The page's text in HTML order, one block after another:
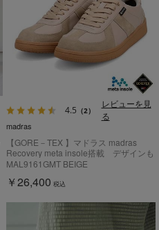
4.5 （2）
レビューを見
る
madras
【GORE－TEX 】マドラス madras
Recovery meta insole搭載 デザインも
機能も譲らない一足 レースアップスニ
MAL9161GMT BEIGE
￥26,400 税込